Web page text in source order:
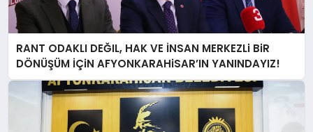
RANT ODAKLI DEĞIL, HAK VE İNSAN MERKEZLi BiR
DÖNÜŞÜM İÇiN AFYONKARAHiSAR’IN YANINDAYIZ!